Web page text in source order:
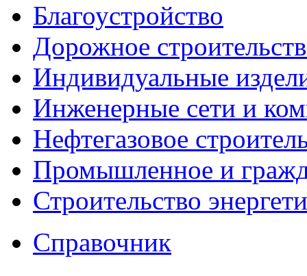
Благоустройство
Дорожное
Индивидуальные
Инженерные сети и
Нефтегазовое
Промышленное и
Строительство
Справочник